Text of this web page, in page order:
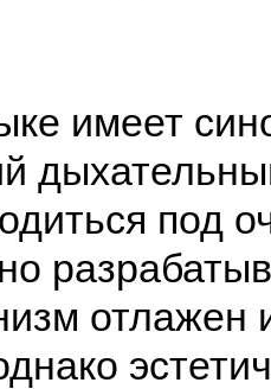
имеет
под
отлажен